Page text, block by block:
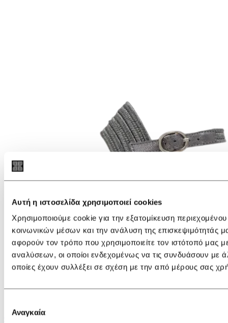
Αυτή η ιστοσελίδα χρησιμοποιεί cookies
Χρησιμοποιούμε cookie για την εξατομίκευση
κοινωνικών μέσων και την ανάλυση της επισκεψιμότητάς
αφορούν τον τρόπο που χρησιμοποιείτε τον ιστότοπό μας
αναλύσεων, οι οποίοι ενδεχομένως να τις συνδυάσουν με
οποίες έχουν συλλέξει σε σχέση με την από μέρους σας
συγκατάθεσης
Αναγκαία
€ 255,00 € 204,00